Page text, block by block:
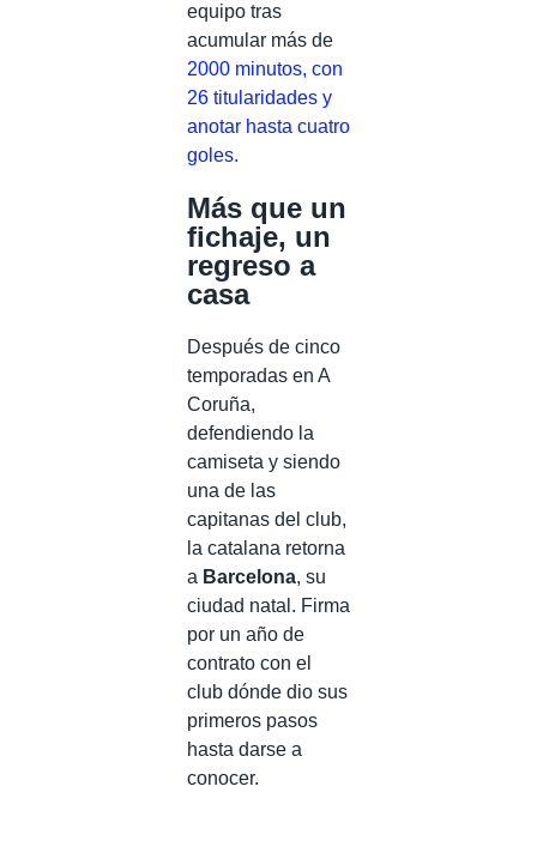
equipo tras
acumular más de
2000 minutos, con
26 titularidades y
anotar hasta cuatro
goles.
Más que un
fichaje, un
regreso a
casa
Después de cinco
temporadas en A
Coruña,
defendiendo la
camiseta y siendo
una de las
capitanas del club,
la catalana retorna
a Barcelona, su
ciudad natal. Firma
por un año de
contrato con el
club dónde dio sus
primeros pasos
hasta darse a
conocer.